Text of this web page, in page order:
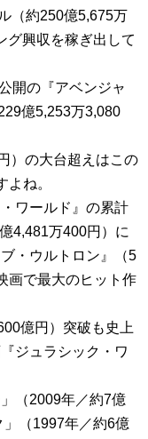
（約250億5,675万
グ興収を稼ぎ出して
開の『アベンジャ
億5,253万3,080
）の大台超えはこの
ね。
ワールド』の累計
4,481万400円）に
・ウルトロン』（5
画で最大のヒット作
億円）突破も史上
ジュラシック・ワ
（2009年／約7億
（1997年／約6億